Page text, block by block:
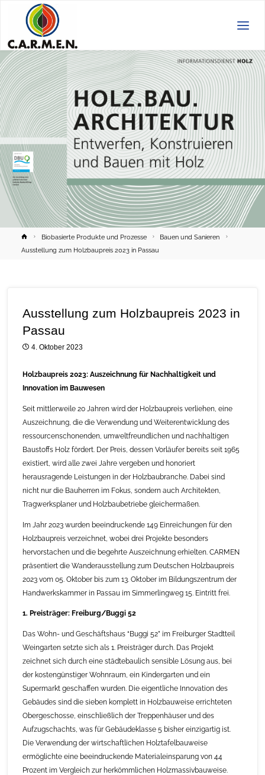
HomeBiobasierte Produkte und Prozesse
Bauen und Sanieren
Ausstellung zum Holzbaupreis 2023 in Passau
Ausstellung zum Holzbaupreis 2023 in
Passau
4. Oktober 2023
Holzbaupreis 2023: Auszeichnung für Nachhaltigkeit und
Innovation im Bauwesen
Seit mittlerweile 20 Jahren wird der Holzbaupreis verliehen, eine
Auszeichnung, die die Verwendung und Weiterentwicklung des
ressourcenschonenden, umweltfreundlichen und nachhaltigen
Baustoffs Holz fördert. Der Preis, dessen Vorläufer bereits seit 1965
existiert, wird alle zwei Jahre vergeben und honoriert
herausragende Leistungen in der Holzbaubranche. Dabei sind
nicht nur die Bauherren im Fokus, sondern auch Architekten,
Tragwerksplaner und Holzbaubetriebe gleichermaßen.
Im Jahr 2023 wurden beeindruckende 149 Einreichungen für den
Holzbaupreis verzeichnet, wobei drei Projekte besonders
hervorstachen und die begehrte Auszeichnung erhielten. CARMEN
präsentiert die Wanderausstellung zum Deutschen Holzbaupreis
2023 vom 05. Oktober bis zum 13. Oktober im Bildungszentrum der
Handwerkskammer in Passau im Simmerlingweg 15. Eintritt frei.
1. Preisträger: Freiburg/Buggi 52
Das Wohn- und Geschäftshaus “Buggi 52” im Freiburger Stadtteil
Weingarten setzte sich als 1. Preisträger durch. Das Projekt
zeichnet sich durch eine städtebaulich sensible Lösung aus, bei
der kostengünstiger Wohnraum, ein Kindergarten und ein
Supermarkt geschaffen wurden. Die eigentliche Innovation des
Gebäudes sind die sieben komplett in Holzbauweise errichteten
Obergeschosse, einschließlich der Treppenhäuser und des
Aufzugschachts, was für Gebäudeklasse 5 bisher einzigartig ist.
Die Verwendung der wirtschaftlichen Holztafelbauweise
ermöglichte eine beeindruckende Materialeinsparung von 44
Prozent im Vergleich zur herkömmlichen Holzmassivbauweise.